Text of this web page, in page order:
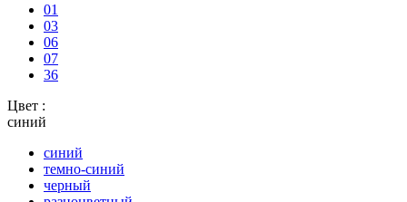
01
03
06
07
36
Цвет :
синий
синий
темно-синий
черный